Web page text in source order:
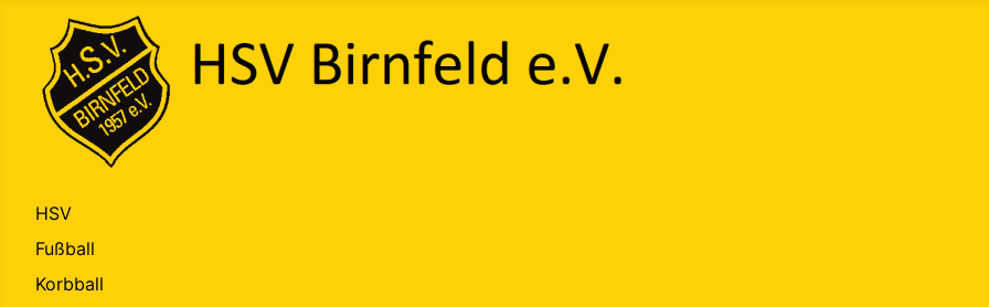
HSV
Fußball
Korbball